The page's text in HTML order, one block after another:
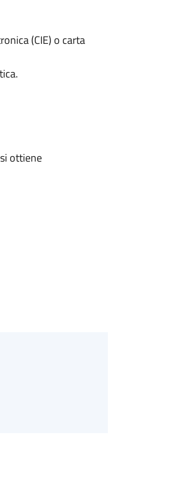
(CIE) o carta
ottiene